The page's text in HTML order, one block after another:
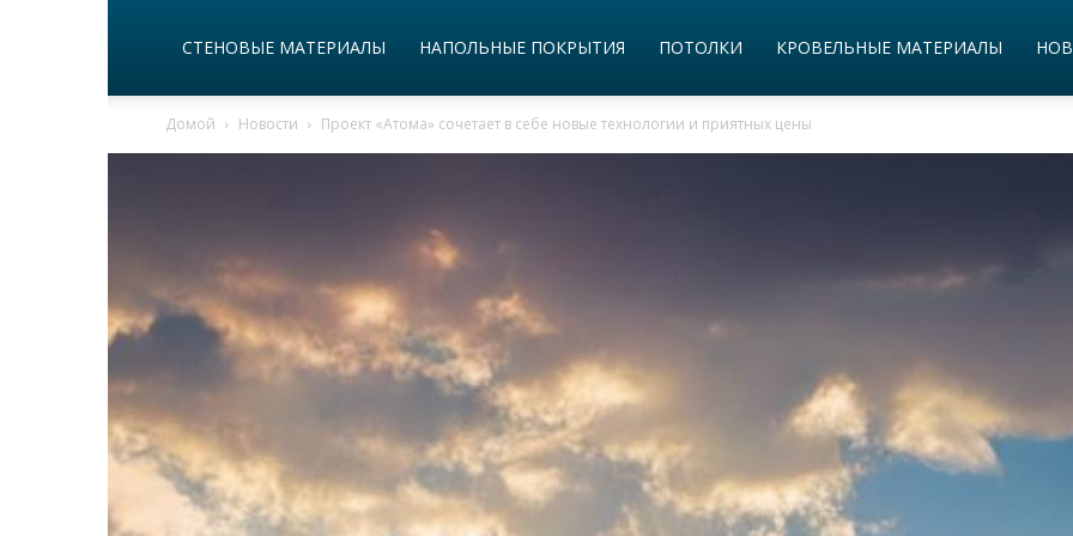
СТЕНОВЫЕ МАТЕРИАЛЫ НАПОЛЬНЫЕ ПОКРЫТИЯ ПОТОЛКИ КРОВЕЛЬНЫЕ МАТЕРИАЛЫ
Домой Новости Проект «Атома» сочетает в себе новые технологии и приятных цены